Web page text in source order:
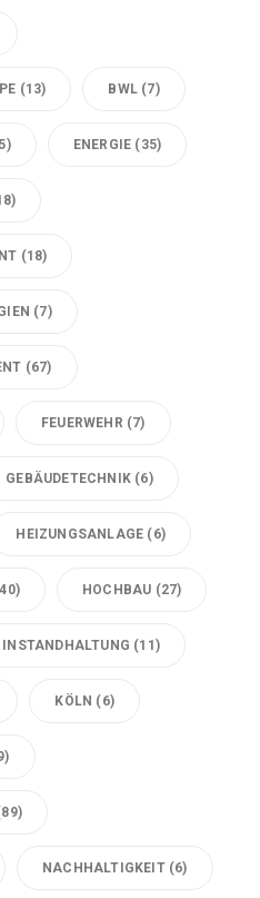
(13) BWL (7)
ENERGIE (35)
(18)
(7)
(67)
FEUERWEHR (7)
GEBÄUDETECHNIK (6)
HEIZUNGSANLAGE (6)
HOCHBAU (27)
INSTANDHALTUNG (11)
KÖLN (6)
NACHHALTIGKEIT(6)